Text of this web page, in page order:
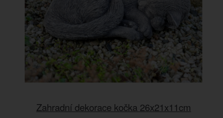
Zahradní dekorace kočka 26x21x11cm